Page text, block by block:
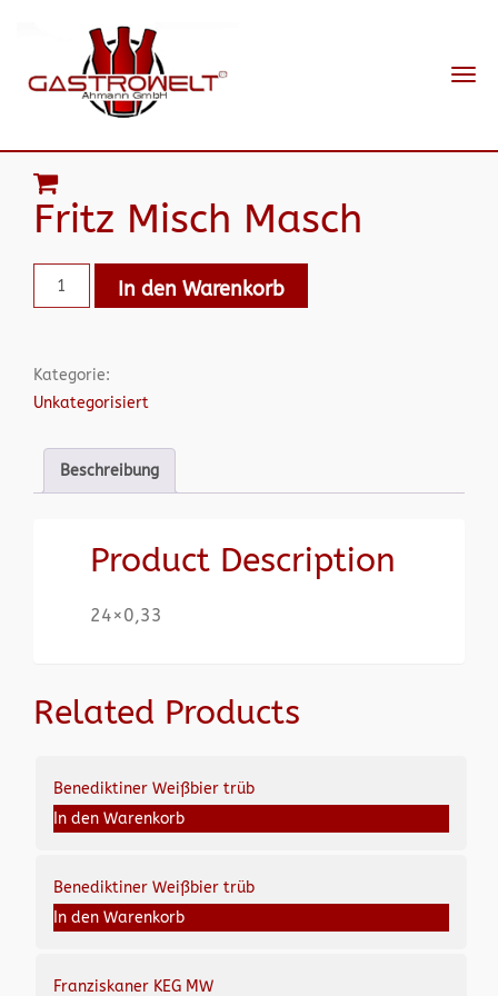
Fritz Misch Masch
In den Warenkorb
Kategorie:
Unkategorisiert
Beschreibung
Product Description
24×0,33
Related Products
Benediktiner Weißbier trüb
In den Warenkorb
Benediktiner Weißbier trüb
In den Warenkorb
Franziskaner KEG MW